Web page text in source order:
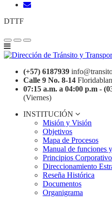
DTTF
(+57) 6187939
Calle 9 No. 8-14
07:15 a.m. a 04:00 p.m -
(Viernes)
INSTITUCIÓN
Misión y Visión
Objetivos
Mapa de Procesos
Manual de funciones
Principios
Direccionamiento
Reseña Histórica
Documentos
Organigrama